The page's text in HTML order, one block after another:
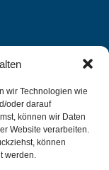
wir Technologien wie
oder darauf
können wir Daten
Website verarbeiten.
können
werden.